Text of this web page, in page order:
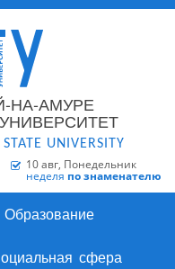
НА-АМУРЕ
UNIVERSITY
10 авг, Понедельник
неделя по знаменателю
Образование
сфера